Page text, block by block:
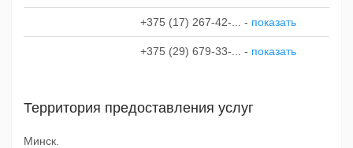
+375 (17) 267-42-... - показать
+375 (29) 679-33-... - показать
Территория предоставления услуг
Минск.